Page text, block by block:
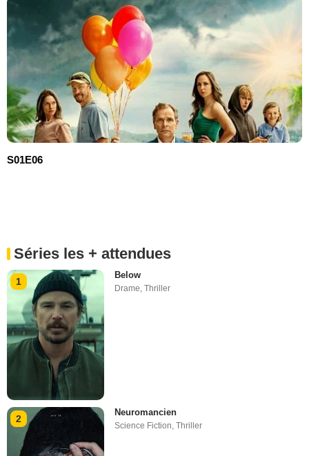
S01E06
Séries les + attendues
1
Below
Drame,Thriller
2
Neuromancien
Science Fiction ,Thriller